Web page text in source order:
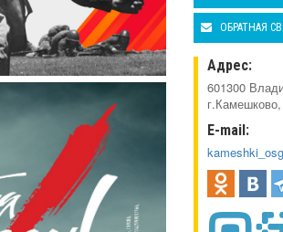
ОБРАТНАЯ
Адрес:
601300
E-mail: